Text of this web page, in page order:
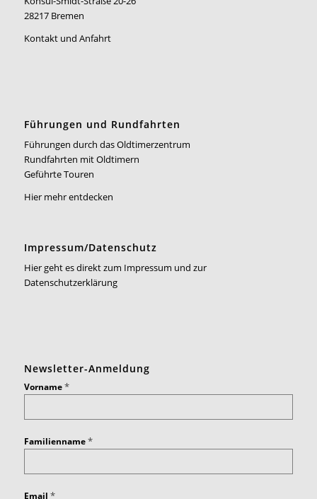
28217 Bremen
Kontakt und Anfahrt
Führungen und Rundfahrten
Führungen durch das Oldtimerzentrum
Rundfahrten mit Oldtimern
Geführte Touren
Hier mehr entdecken
Impressum/Datenschutz
Hier geht es direkt zum Impressum und zur
Datenschutzerklärung
Newsletter-Anmeldung
Vorname*
Familienname*
Email *